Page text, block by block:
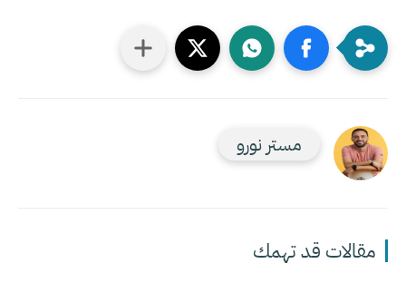
مستر نورو
مقالات قد تهمك